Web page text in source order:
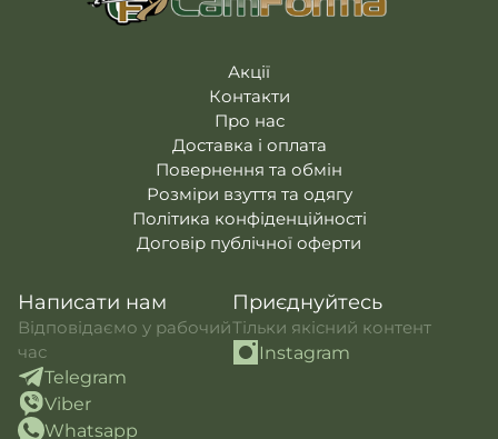
Акції
Контакти
Про нас
Доставка і оплата
Повернення та обмін
Розміри взуття та одягу
Політика конфіденційності
Договір публічної оферти
Написати нам
Відповідаємо у рабочий
час
Telegram
Viber
Whatsapp
Приєднуйтесь
Тільки якісний контент
Instagram